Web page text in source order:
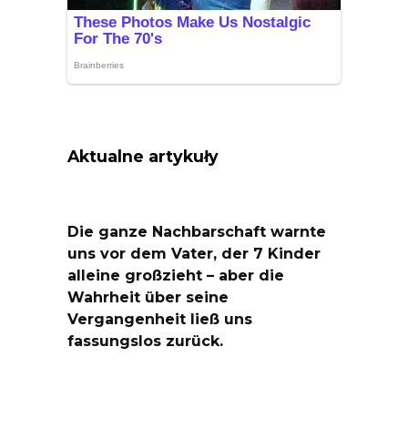
Aktualne artykuły
Die ganze Nachbarschaft warnte
uns vor dem Vater, der 7 Kinder
alleine großzieht – aber die
Wahrheit über seine
Vergangenheit ließ uns
fassungslos zurück.